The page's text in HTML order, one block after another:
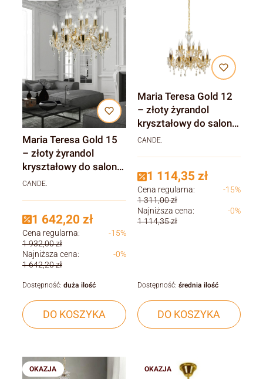
Maria Teresa Gold 15
– złoty żyrandol
kryształowy do salonu,
restauracji i hoteli
CANDE.
1 642,20 zł
Cena regularna:
1 932,00 zł
-15%
Najniższa cena:
1 642,20 zł
-0%
DO KOSZYKA
Dostępność: duża ilość
Maria Teresa Gold 12
– złoty żyrandol
kryształowy do salonu
i restauracji
CANDE.
1 114,35 zł
Cena regularna:
1 311,00 zł
-15%
Najniższa cena:
1 114,35 zł
-0%
DO KOSZYKA
Dostępność: średnia ilość
OKAZJA OKAZJA